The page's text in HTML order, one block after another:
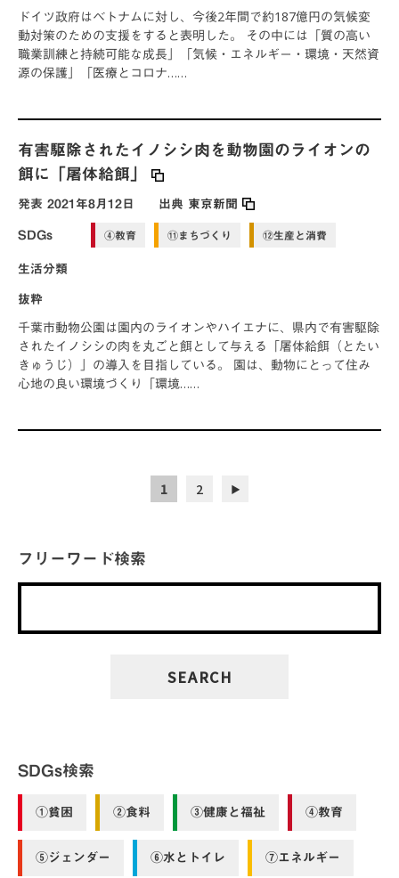
ドイツ政府はベトナムに対し、今後2年間で約187億円の気候変
動対策のための支援をすると表明した。 その中には「質の高い
職業訓練と持続可能な成長」「気候・エネルギー・環境・天然資
源の保護」「医療とコロナ……
有害駆除されたイノシシ肉を動物園のライオンの
餌に「屠体給餌」
発表 2021年8月12日 出典 東京新聞
SDGs ④教育 ⑪まちづくり ⑫生産と消費
生活分類
抜粋
千葉市動物公園は園内のライオンやハイエナに、県内で有害駆除
されたイノシシの肉を丸ごと餌として与える「屠体給餌（とたい
きゅうじ）」の導入を目指している。 園は、動物にとって住み
心地の良い環境づくり「環境……
1 2 ▶︎
フリーワード検索
SDGs検索
①貧困 ②食料 ③健康と福祉 ④教育
⑤ジェンダー ⑥水とトイレ ⑦エネルギー